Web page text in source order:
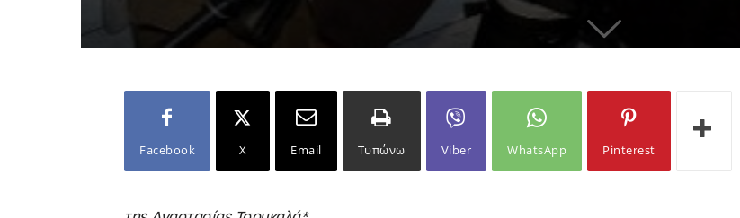
Facebook X Email Τυπώνω Viber WhatsApp Pinterest